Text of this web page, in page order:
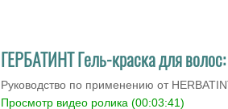
ГЕРБАТИНТ Гель-краска для
Руководство по применению от
Просмотр видео ролика (00:03:41)